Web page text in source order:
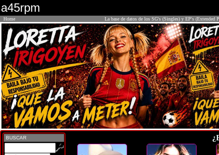
a45rpm
Home La base de datos de los SG's (Singles) y EP's (Extended
BUSCAR